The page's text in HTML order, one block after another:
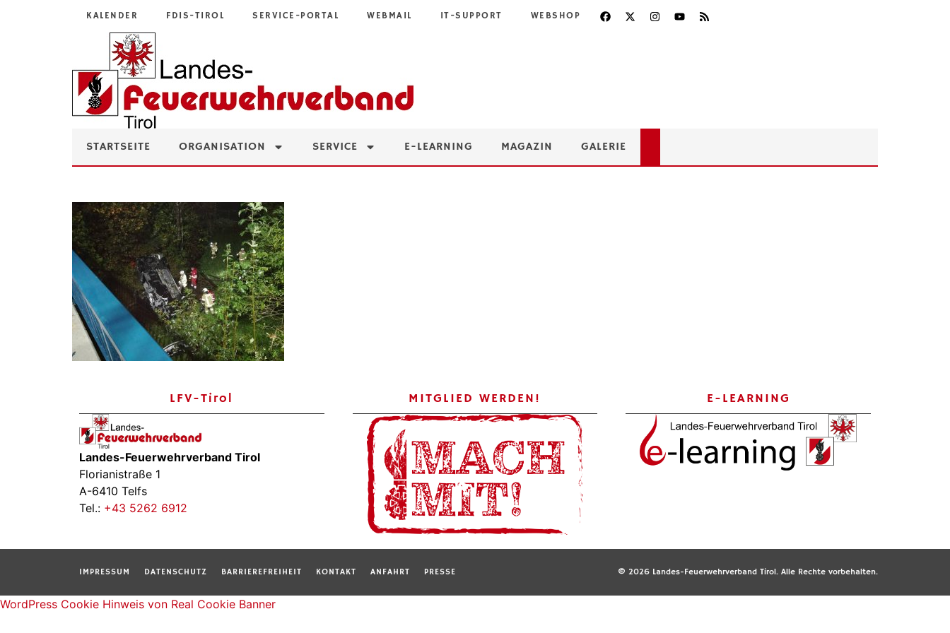
KALENDER FDIS-TIROL SERVICE-PORTAL WEBMAIL IT-SUPPORT WEBSHOP
STARTSEITE ORGANISATION SERVICE E-LEARNING MAGAZIN GALERIE
LFV-Tirol
Landes-Feuerwehrverband Tirol
Florianistraße 1
A-6410 Telfs
Tel.: +43 5262 6912
MITGLIED WERDEN! E-LEARNING
IMPRESSUM DATENSCHUTZ BARRIEREFREIHEIT KONTAKT ANFAHRT PRESSE © 2026 Landes-Feuerwehrverband Tirol. Alle Rechte vorbehalten.
WordPress Cookie Hinweis von Real Cookie Banner